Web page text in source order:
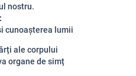
nostru.
cunoașterea lumii
ale corpului
organe de simț